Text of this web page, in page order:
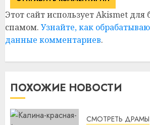
Этот сайт использует Akismet для
спамом. Узнайте, как
данные комментариев.
ПОХОЖИЕ НОВОСТИ
СМОТРЕТЬ ДРАМЫ